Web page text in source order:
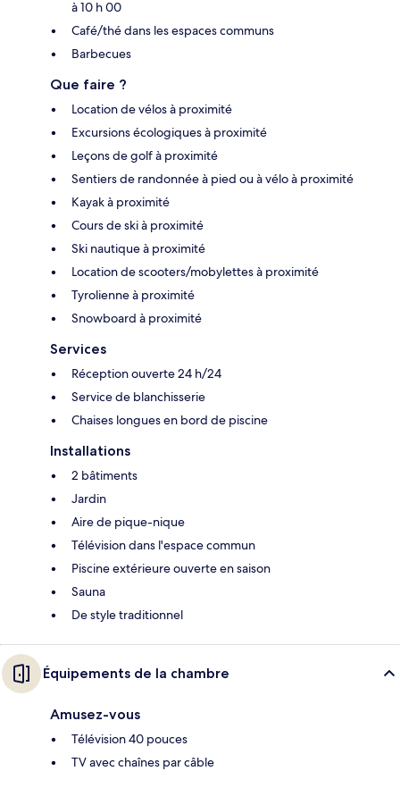
à 10 h 00
Café/thé dans les espaces communs
Barbecues
Que faire ?
Location de vélos à proximité
Excursions écologiques à proximité
Leçons de golf à proximité
Sentiers de randonnée à pied ou à vélo à proximité
Kayak à proximité
Cours de ski à proximité
Ski nautique à proximité
Location de scooters/mobylettes à proximité
Tyrolienne à proximité
Snowboard à proximité
Services
Réception ouverte 24 h/24
Service de blanchisserie
Chaises longues en bord de piscine
Installations
2 bâtiments
Jardin
Aire de pique-nique
Télévision dans l'espace commun
Piscine extérieure ouverte en saison
Sauna
De style traditionnel
Équipements de la chambre
Amusez-vous
Télévision 40 pouces
TV avec chaînes par câble